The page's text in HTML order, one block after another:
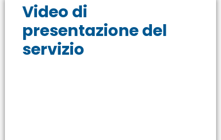
Video di
presentazione del
servizio